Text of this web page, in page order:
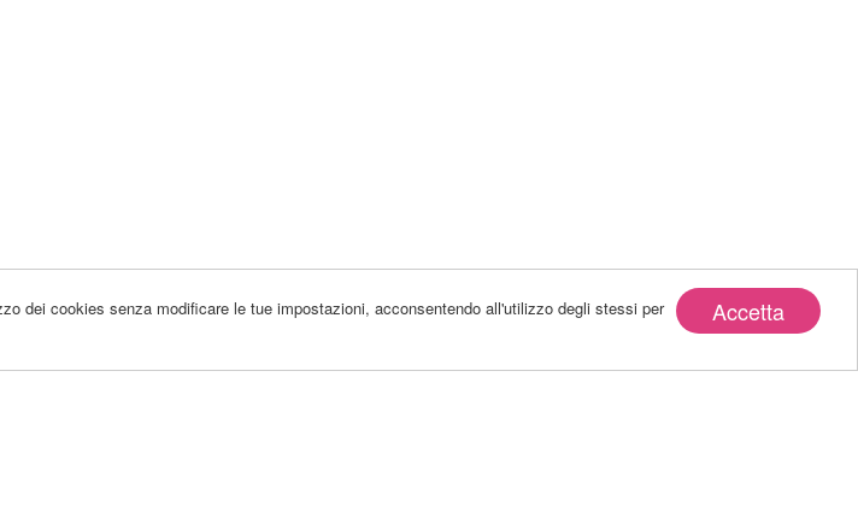
Accetta
dei cookies senza modificare le tue impostazioni, acconsentendo all'utilizzo degli stessi per